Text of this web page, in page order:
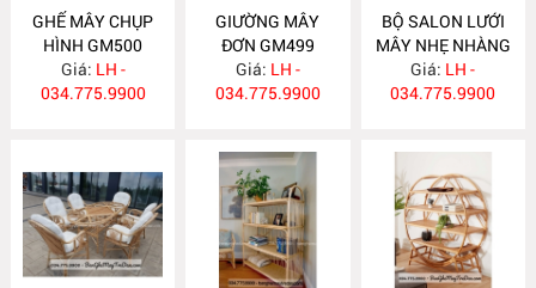
GHẾ MÂY CHỤP
HÌNH GM500
Giá: LH -
034.775.9900
GIƯỜNG MÂY
ĐƠN GM499
Giá: LH -
034.775.9900
BỘ SALON LƯỚI
MÂY NHẸ NHÀNG
GM498
Giá: LH -
034.775.9900